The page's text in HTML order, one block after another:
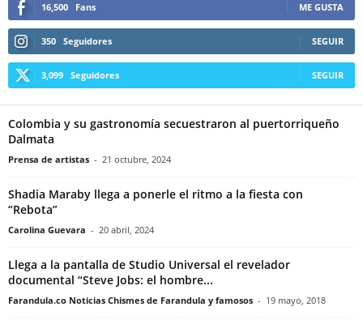
16,500 Fans ME GUSTA
350 Seguidores SEGUIR
3,099 Seguidores SEGUIR
Colombia y su gastronomía secuestraron al puertorriqueño
Dalmata
Prensa de artistas - 21 octubre, 2024
Shadia Maraby llega a ponerle el ritmo a la fiesta con
“Rebota”
Carolina Guevara - 20 abril, 2024
Llega a la pantalla de Studio Universal el revelador
documental “Steve Jobs: el hombre...
Farandula.co Noticias Chismes de Farandula y famosos - 19 mayo, 2018